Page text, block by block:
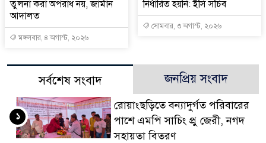
তুলনা করা অপরাধ নয়, জার্মান
আদালত
মঙ্গলবার, ৪ অগাস্ট, ২০২৬
নির্ধারিত হয়নি: ইসি সচিব
সোমবার, ৩ অগাস্ট, ২০২৬
সর্বশেষ সংবাদ জনপ্রিয় সংবাদ
রোয়াংছড়িতে বন্যাদুর্গত পরিবারের
পাশে এমপি সাচিং প্রু জেরী, নগদ
সহায়তা বিতরণ
১